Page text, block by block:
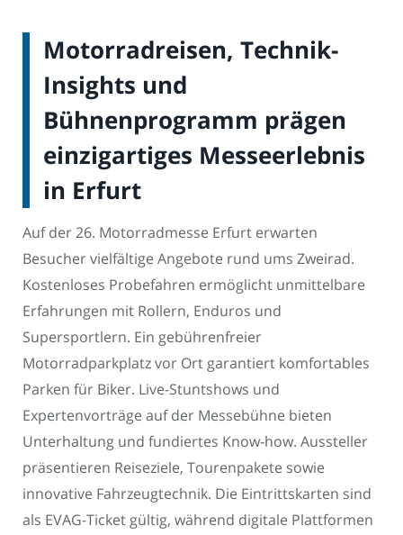
Motorradreisen, Technik-
Insights und
Bühnenprogramm prägen
einzigartiges Messeerlebnis
in Erfurt
Auf der 26. Motorradmesse Erfurt erwarten
Besucher vielfältige Angebote rund ums Zweirad.
Kostenloses Probefahren ermöglicht unmittelbare
Erfahrungen mit Rollern, Enduros und
Supersportlern. Ein gebührenfreier
Motorradparkplatz vor Ort garantiert komfortables
Parken für Biker. Live-Stuntshows und
Expertenvorträge auf der Messebühne bieten
Unterhaltung und fundiertes Know-how. Aussteller
präsentieren Reiseziele, Tourenpakete sowie
innovative Fahrzeugtechnik. Die Eintrittskarten sind
als EVAG-Ticket gültig, während digitale Plattformen